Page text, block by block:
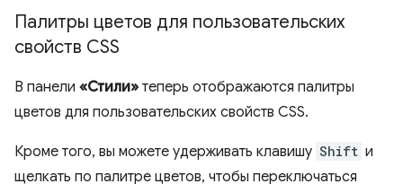
Палитры цветов для пользовательских
свойств CSS
В панели «Стили» теперь отображаются палитры
цветов для пользовательских свойств CSS.
Кроме того, вы можете удерживать клавишу Shift и
щелкать по палитре цветов, чтобы переключаться